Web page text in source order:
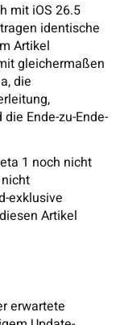
mit iOS 26.5
identische
Artikel
gleichermaßen
die
Ende-zu-Ende-
1 noch nicht
exklusive
Artikel
erwartete